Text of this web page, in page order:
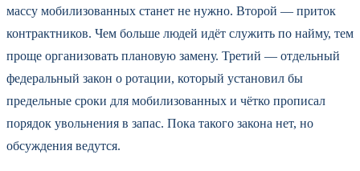
массу мобилизованных станет не нужно. Второй — приток
контрактников. Чем больше людей идёт служить по найму, тем
проще организовать плановую замену. Третий — отдельный
федеральный закон о ротации, который установил бы
предельные сроки для мобилизованных и чётко прописал
порядок увольнения в запас. Пока такого закона нет, но
обсуждения ведутся.